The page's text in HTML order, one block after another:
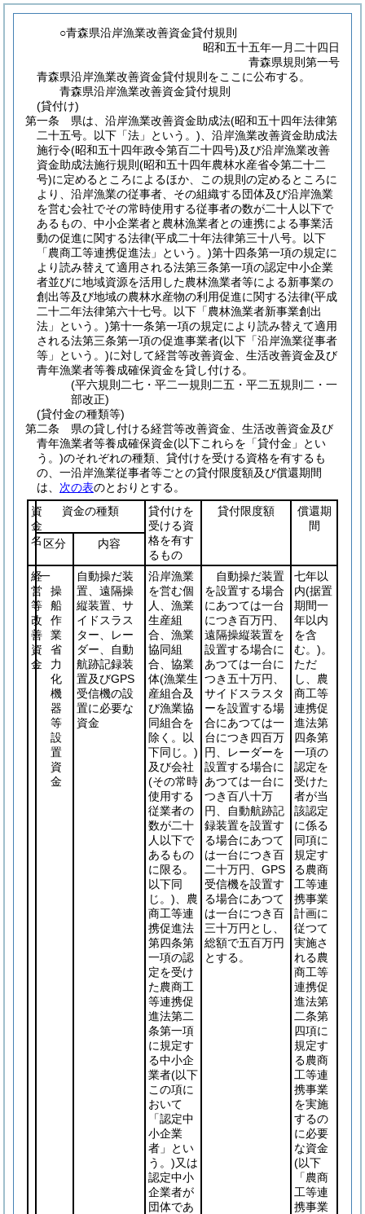
○青森県沿岸漁業改善資金貸付規則
昭和五十五年一月二十四日
青森県規則第一号
青森県沿岸漁業改善資金貸付規則をここに公布する。
青森県沿岸漁業改善資金貸付規則
(貸付け)
第一条
県は、沿岸漁業改善資金助成法(昭和五十四年法律第
二十五号。以下「法」という。) 、沿岸漁業改善資金助成法
施行令(昭和五十四年政令第百二十四号)及び沿岸漁業改善
資金助成法施行規則 (昭和五十四年農林水産省令第二十二
号)に定めるところによるほか、この規則の定めるところに
より、沿岸漁業の従事者、その組織する団体及び沿岸漁業
を営む会社でその常時使用する従事者の数が二十人以下で
あるもの、中小企業者と農林漁業者との連携による事業活
動の促進に関する法律(平成二十年法律第三十八号。以下
「農商工等連携促進法」という。)第十四条第一項の規定に
より読み替えて適用される法第三条第一項の認定中小企業
者並びに地域資源を活用した農林漁業者等による新事業の
創出等及び地域の農林水産物の利用促進に関する法律(平成
二十二年法律第六十七号。以下「農林漁業者新事業創出
法」という。)第十一条第一項の規定により読み替えて適用
される法第三条第一項の促進事業者(以下「沿岸漁業従事者
等」という。)に対して経営等改善資金、生活改善資金及び
青年漁業者等養成確保資金を貸し付ける。
(平六規則二七・平二一規則二五・平二五規則二・一
部改正)
(貸付金の種類等)
第二条
県の貸し付ける経営等改善資金、生活改善資金及び
青年漁業者等養成確保資金(以下これらを「貸付金」とい
う。)のそれぞれの種類、貸付けを受ける資格を有するも
の、一沿岸漁業従事者等ごとの貸付限度額及び償還期間
は、 次の表のとおりとする。
資
金
名
資金の種類
貸付けを
受ける資
格を有す
るもの
貸付限度額
償還期
間
区分
内容
経
営
等
改
善
資
金
一
操
船
作
業
省
力
化
機
器
等
設
置
資
金
自動操だ装
置、遠隔操
縦装置、サ
イドスラス
ター、レー
ダー、自動
航跡記録装
置及びGPS
受信機の設
置に必要な
資金
沿岸漁業
を営む個
人、漁業
生産組
合、漁業
協同組
合、協業
体(漁業生
産組合及
び漁業協
同組合を
除く。以
下同じ。)
及び会社
(その常時
使用する
従業者の
数が二十
人以下で
あるもの
に限る。
以下同
じ。) 、農
商工等連
携促進法
第四条第
一項の認
定を受け
た農商工
等連携促
進法第二
条第一項
に規定す
る中小企
業者(以下
この項に
おいて
「認定中
小企業
者」とい
う。)又は
認定中小
企業者が
団体であ
自動操だ装置
を設置する場合
にあつては一台
につき百万円、
遠隔操縦装置を
設置する場合に
あつては一台に
つき五十万円、
サイドスラスタ
ーを設置する場
合にあつては一
台につき四百万
円、レーダーを
設置する場合に
あつては一台に
つき百八十万
円、自動航跡記
録装置を設置す
る場合にあつて
は一台につき百
二十万円、GPS
受信機を設置す
る場合にあつて
は一台につき百
三十万円とし、
総額で五百万円
とする。
七年以
内(据置
期間一
年以内
を含
む。)。
ただ
し、農
商工等
連携促
進法第
四条第
一項の
認定を
受けた
者が当
該認定
に係る
同項に
規定す
る農商
工等連
携事業
計画に
従つて
実施さ
れる農
商工等
連携促
進法第
二条第
四項に
規定す
る農商
工等連
携事業
を実施
するの
に必要
な資金
(以下
「農商
工等連
携事業